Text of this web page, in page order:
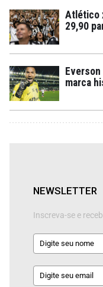
Atlético
29,90
marca
NEWSLETTER
Inscreva-se e